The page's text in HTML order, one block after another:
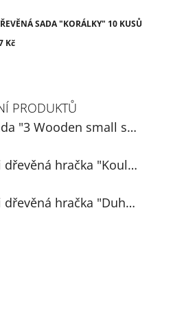
SADA "KORÁLKY" 10 KUSŮ
Kč
PRODUKTŮ
Dřevěná sada "3 Wooden small spoons" 14 cm
je 5 z 5 hvězdiček.
Montessori dřevěná hračka "Koule na talířích"
je 5 z 5 hvězdiček.
Montessori dřevěná hračka "Duhová: míčky v pohárech 3 cm"
je 5 z 5 hvězdiček.